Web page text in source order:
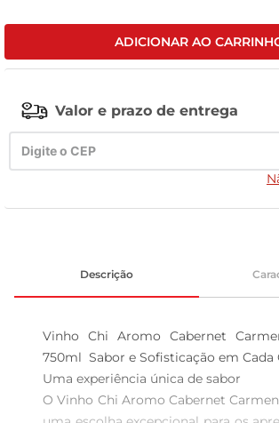
ADICIONAR AO
Valor e prazo de entrega
Descrição
Vinho Chi Aromo Cabernet
750ml  Sabor e Sofisticação em Cada
Uma experiência única de sabor
O Vinho Chi Aromo Cabernet
celular